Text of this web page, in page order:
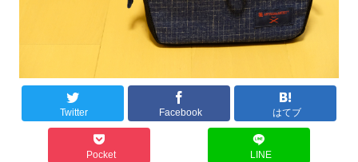
Twitter Facebook はてブ
Pocket LINE